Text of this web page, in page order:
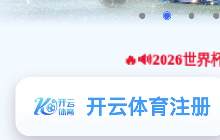
🔥🔊2026世界杯官网